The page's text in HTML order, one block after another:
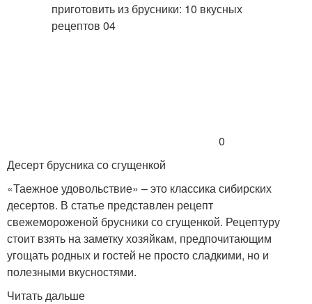
0
Десерт брусника со сгущенкой
«Таежное удовольствие» – это классика сибирских
десертов. В статье представлен рецепт
свежемороженой брусники со сгущенкой. Рецептуру
стоит взять на заметку хозяйкам, предпочитающим
угощать родных и гостей не просто сладкими, но и
полезными вкусностями.
Читать дальше